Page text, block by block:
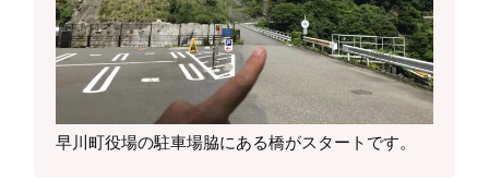
早川町役場の駐車場脇にある橋がスタートです。